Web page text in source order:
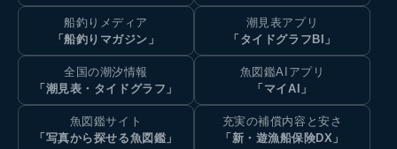
船釣りメディア
「船釣りマガジン」
潮見表アプリ
「タイドグラフBI」
全国の潮汐情報
「潮見表・タイドグラフ」
魚図鑑AIアプリ
「マイAI」
魚図鑑サイト
「写真から探せる魚図鑑」
充実の補償内容と安さ
「新・遊漁船保険DX」